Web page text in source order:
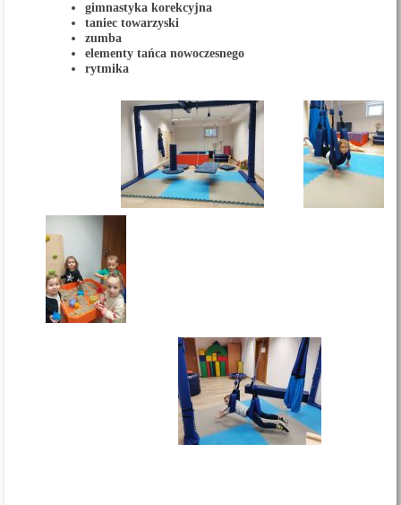
gimnastyka korekcyjna
taniec towarzyski
zumba
elementy tańca nowoczesnego
rytmika